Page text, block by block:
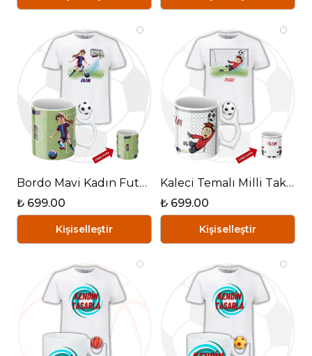
Kişiselleştir
Bordo Mavi Kadın Futbolcu Futbol Toplu Kupa + Baskılı Pamuklu Tişört Kombin
₺ 699.00
Kişiselleştir
Kaleci Temalı Milli Takım Futbol Toplu Kupa + Baskılı Pamuklu Tişört Kombin
₺ 699.00